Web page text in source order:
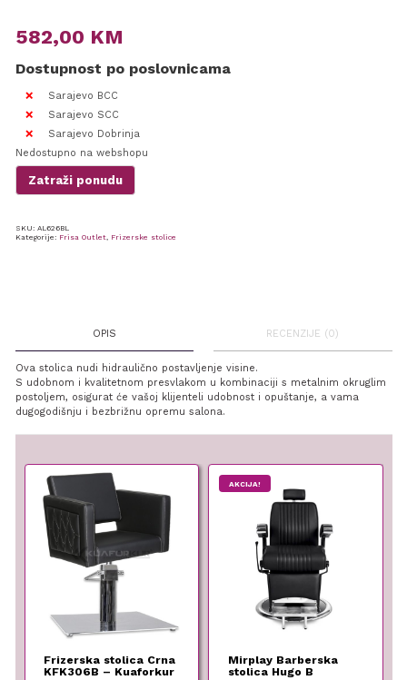
582,00 KM
Dostupnost po poslovnicama
Sarajevo BCC
Sarajevo SCC
Sarajevo Dobrinja
Nedostupno na webshopu
Zatraži ponudu
SKU: AL626BL
Kategorije: Frisa Outlet, Frizerske stolice
OPIS RECENZIJE (0)
Ova stolica nudi hidraulično postavljenje visine.
S udobnom i kvalitetnom presvlakom u kombinaciji s metalnim okruglim
postoljem, osigurat će vašoj klijenteli udobnost i opuštanje, a vama
dugogodišnju i bezbrižnu opremu salona.
Frizerska stolica Crna
KFK306B – Kuaforkur
AKCIJA!
Mirplay Barberska
stolica Hugo B